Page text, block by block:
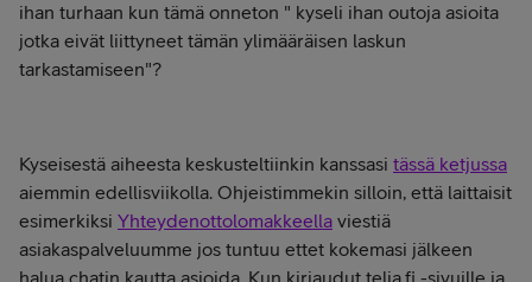
ihan turhaan kun tämä onneton " kyseli ihan outoja asioita
jotka eivät liittyneet tämän ylimääräisen laskun
tarkastamiseen"?
Kyseisestä aiheesta keskusteltiinkin kanssasi tässä ketjussa
aiemmin edellisviikolla. Ohjeistimmekin silloin, että laittaisit
esimerkiksi Yhteydenottolomakkeella viestiä
asiakaspalveluumme jos tuntuu ettet kokemasi jälkeen
halua chatin kautta asioida. Kun kirjaudut telia.fi -sivuille ja